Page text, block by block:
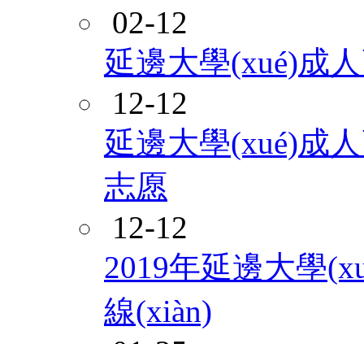
02-12
延邊大學(xué)成
12-12
延邊大學(xué)成
志愿
12-12
2019年延邊大學
線(xiàn)